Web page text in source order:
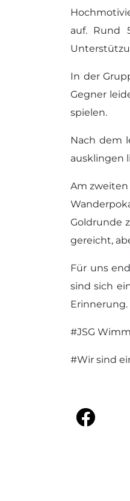
auf. Rund
In der
Gegner
spielen.
Nach dem
ausklingen
Am
Goldrunde
gereicht,
Für uns
sind sich
Erinnerung.
#JSG
#Wir sind